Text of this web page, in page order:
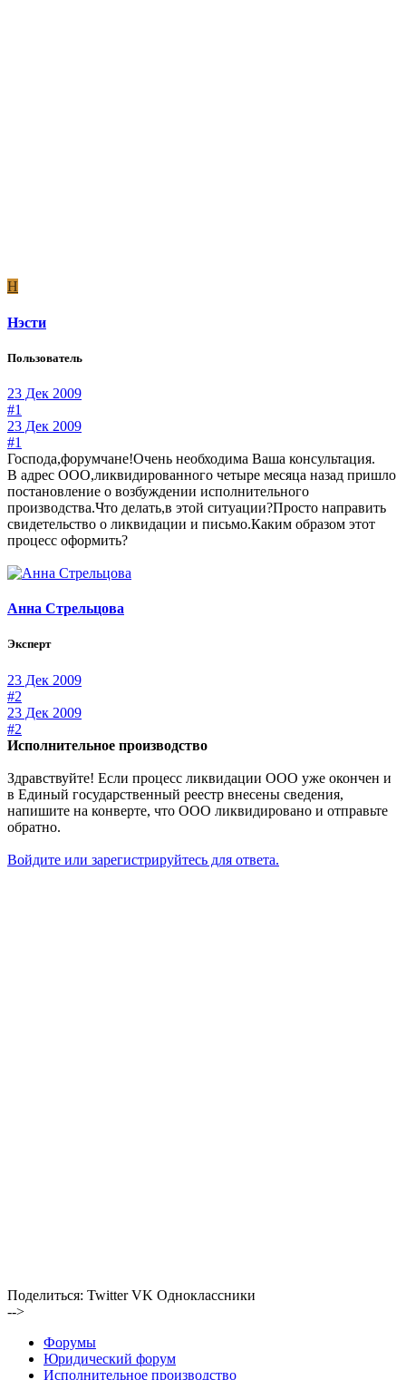
Н
Нэсти
Пользователь
23 Дек 2009
#1
23 Дек 2009
#1
Господа,форумчане!Очень необходима Ваша консультация.
В адрес ООО,ликвидированного четыре месяца назад пришло
постановление о возбуждении исполнительного
производства.Что делать,в этой ситуации?Просто направить
свидетельство о ликвидации и письмо.Каким образом этот
процесс оформить?
Анна Стрельцова
Эксперт
23 Дек 2009
#2
23 Дек 2009
#2
Исполнительное производство
Здравствуйте! Если процесс ликвидации ООО уже окончен и
в Единый государственный реестр внесены сведения,
напишите на конверте, что ООО ликвидировано и отправьте
обратно.
Войдите или зарегистрируйтесь для ответа.
Поделиться: Twitter VK Одноклассники
-->
Форумы
Юридический форум
Исполнительное производство